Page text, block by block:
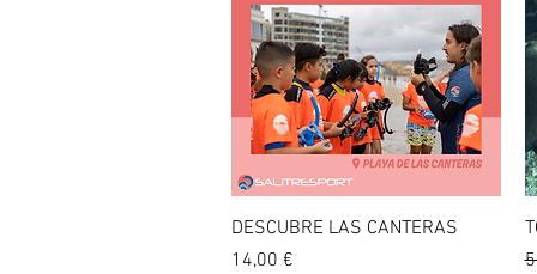
Vista rápida
DESCUBRE LAS CANTERAS
Precio
14,00 €